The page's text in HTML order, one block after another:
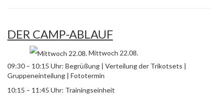
DER CAMP-ABLAUF
Mittwoch 22.08.
09:30 – 10:15 Uhr: Begrüßung | Verteilung der Trikotsets |
Gruppeneinteilung | Fototermin
10:15 – 11:45 Uhr: Trainingseinheit